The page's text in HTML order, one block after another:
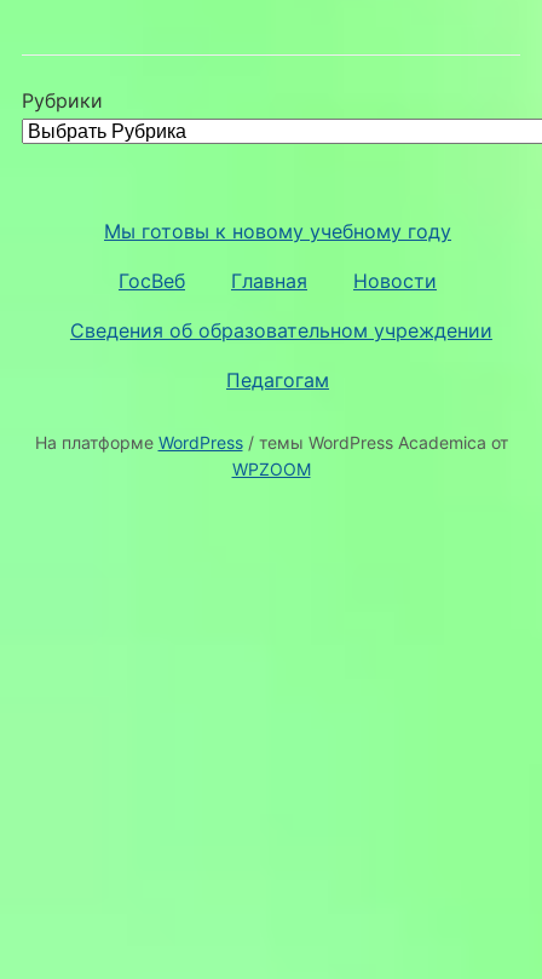
Рубрики
Мы готовы к новому учебному году
ГосВеб Главная Новости
Сведения об образовательном учреждении
Педагогам
На платформе WordPress/ темы WordPress Academica от
WPZOOM